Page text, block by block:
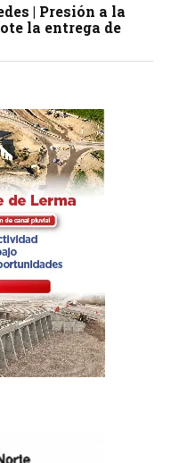
| Presión a la
la entrega de